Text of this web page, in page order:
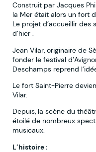
Construit par Jacques
la Mer était alors un fort
Le projet d’accueillir
d’hier .
Jean Vilar, originaire de
fonder le festival
Deschamps reprend
Le fort Saint-Pierre
Vilar.
Depuis, la scène du
étoilé de nombreux
musicaux.
L’histoire :